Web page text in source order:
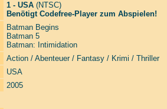
1 - USA (NTSC)
Benötigt Codefree-Player zum Abspielen!
Batman Begins
Batman 5
Batman: Intimidation
Action / Abenteuer / Fantasy / Krimi / Thriller
USA
2005